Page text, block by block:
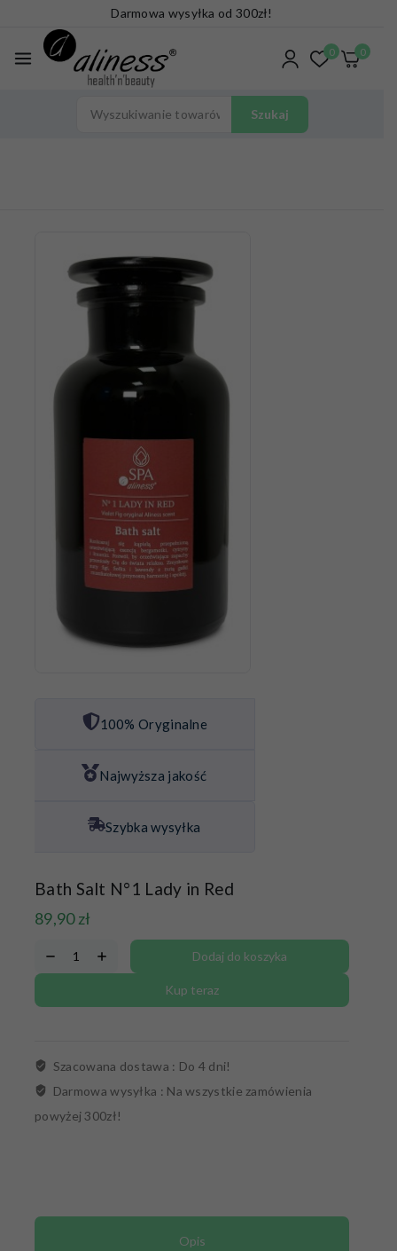
Darmowa wysyłka od 300zł!
0 0
Szukaj
100% Oryginalne
Najwyższa jakość
Szybka wysyłka
Bath Salt N°1 Lady in Red
89,90zł
Dodaj do koszyka
Kup teraz
Szacowana dostawa : Do 4 dni!
Darmowa wysyłka : Na wszystkie zamówienia
powyżej 300zł!
Opis